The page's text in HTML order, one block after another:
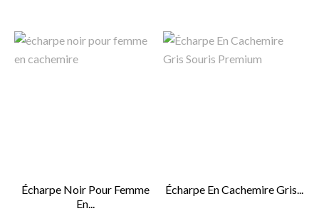
Écharpe Noir Pour Femme
En...
Écharpe En Cachemire Gris...